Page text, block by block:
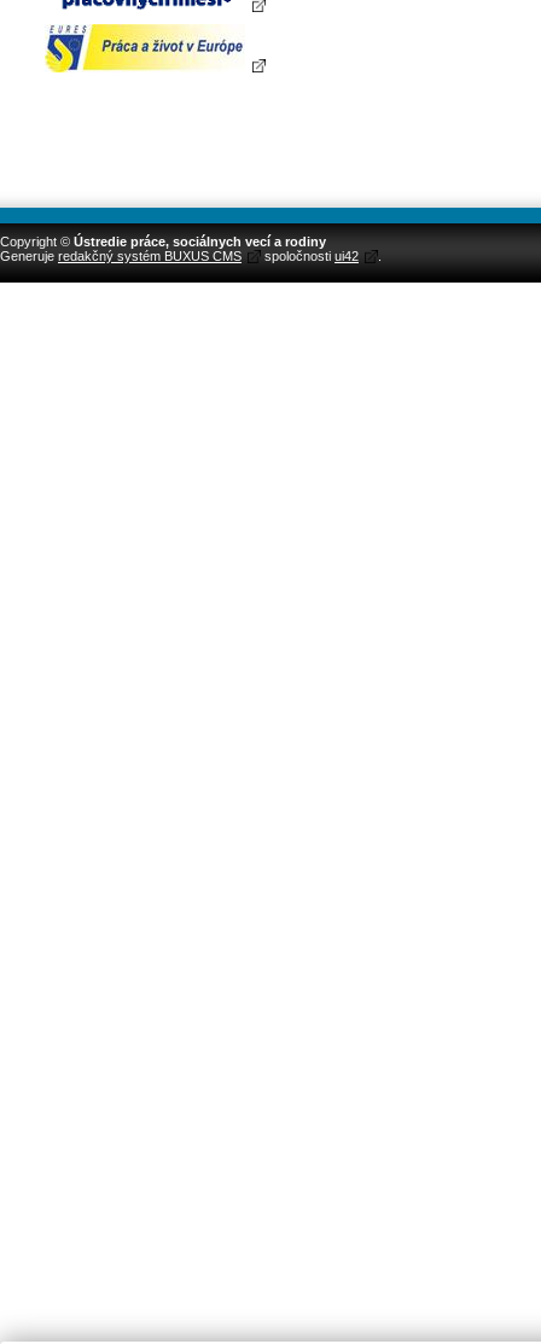
Copyright © Ústredie práce, sociálnych vecí a rodiny
Generuje redakčný systém BUXUS CMS spoločnosti ui42